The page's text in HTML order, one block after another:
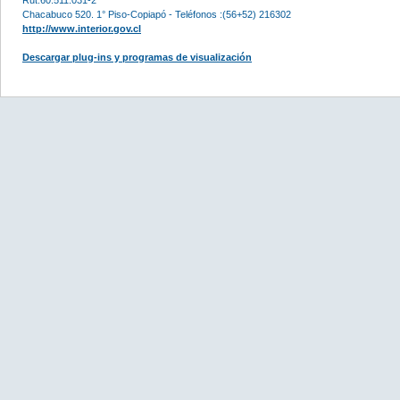
Chacabuco 520. 1° Piso-Copiapó - Teléfonos :(56+52) 216302
http://www.interior.gov.cl
Descargar plug-ins y programas de visualización